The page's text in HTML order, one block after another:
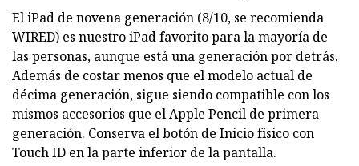
El iPad de novena generación (8/10, se recomienda
WIRED) es nuestro iPad favorito para la mayoría de
las personas, aunque está una generación por detrás.
Además de costar menos que el modelo actual de
décima generación, sigue siendo compatible con los
mismos accesorios que el Apple Pencil de primera
generación. Conserva el botón de Inicio físico con
Touch ID en la parte inferior de la pantalla.